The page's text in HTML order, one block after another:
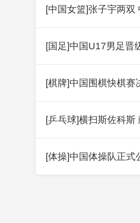
[中国女篮]张子宇两
[国足]中国U17男足晋
[棋牌]中国围棋快棋赛
[乒乓球]横扫斯佐科斯
[体操]中国体操队正